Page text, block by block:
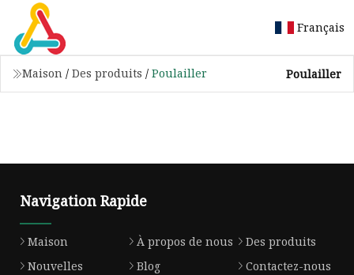
Français
Maison / Des produits / Poulailler Poulailler
Navigation Rapide
Maison À propos de nous
Des produits
Nouvelles
Blog
Contactez-nous